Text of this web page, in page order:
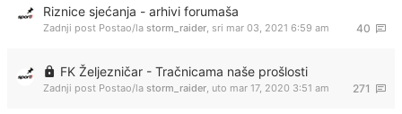
Riznice sjećanja - arhivi forumaša
40
Zadnji post Postao/la storm_raider, sri mar 03, 2021 6:59 am
FK Željezničar - Tračnicama naše prošlosti
271
Zadnji post Postao/la storm_raider, uto mar 17, 2020 3:51 am